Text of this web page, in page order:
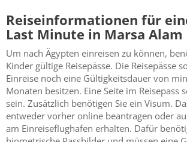
Reiseinformationen für
Last Minute in Marsa Alam
Um nach Ägypten einreisen zu können,
Kinder gültige Reisepässe. Die Reisepässe
Einreise noch eine Gültigkeitsdauer von
Monaten besitzen. Eine Seite im Reisepass
sein. Zusätzlich benötigen Sie ein Visum.
entweder vorher online beantragen oder
am Einreiseflughafen erhalten. Dafür